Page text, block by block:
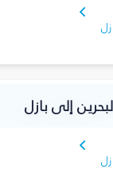
إلى بازل